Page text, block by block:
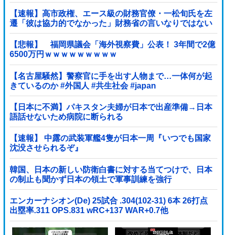
【速報】高市政権、エース級の財務官僚・一松旬氏を左
遷「彼は協力的でなかった」財務省の言いなりではない
ことが判明
【悲報】 福岡県議会「海外視察費」公表！ 3年間で2億
6500万円ｗｗｗｗｗｗｗｗｗ
【名古屋騒然】警察官に手を出す人物まで…一体何が起
きているのか #外国人 #共生社会 #japan
【日本に不満】パキスタン夫婦が日本で出産準備→日本
語話せないため病院に断られる
【速報】 中露の武装軍艦4隻が日本一周『いつでも国家
沈没させられるぞ』
韓国、日本の新しい防衛白書に対する当てつけで、日本
の制止も聞かず日本の領土で軍事訓練を強行
エンカーナシオン(De) 25試合 .304(102-31) 6本 26打点
出塁率.311 OPS.831 wRC+137 WAR+0.7他